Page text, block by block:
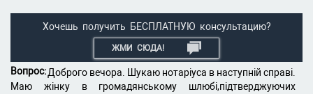
Хочешь получить БЕСПЛАТНУЮ консультацию?
ЖМИ СЮДА!
Вопрос:Доброго вечора. Шукаю нотаріуса в наступній справі.
Маю жінку в громадянському шлюбі,підтверджуючих